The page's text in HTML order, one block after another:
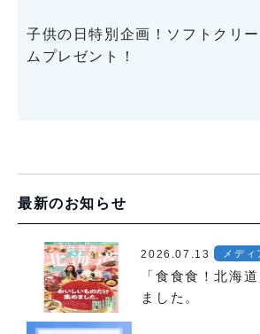
子供の日特別企画！ソフトクリー
ムプレゼント！
最新のお知らせ
2026.07.13 メディ
「食食食！北海
ました。